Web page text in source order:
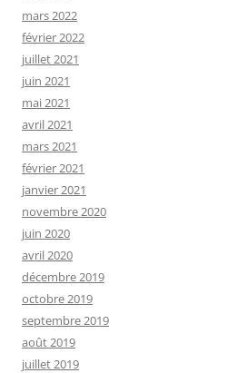
mars 2022
février 2022
juillet 2021
juin 2021
mai 2021
avril 2021
mars 2021
février 2021
janvier 2021
novembre 2020
juin 2020
avril 2020
décembre 2019
octobre 2019
septembre 2019
août 2019
juillet 2019